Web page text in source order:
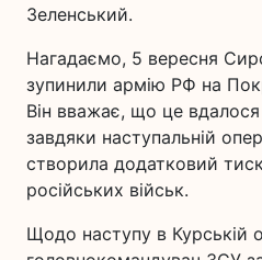
Зеленський.
Нагадаємо, 5 вересня
зупинили армію РФ на
Він вважає, що це
завдяки наступальній
створила додатковий
російських військ.
Щодо наступу в Курській